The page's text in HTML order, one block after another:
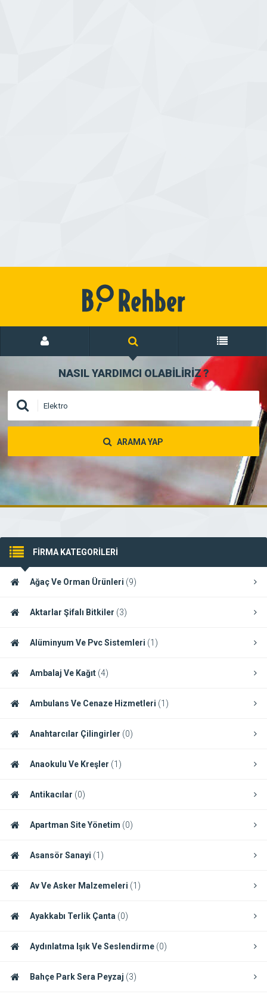
NASIL YARDIMCI OLABİLİRİZ?
ARAMA YAP
FİRMA KATEGORİLERİ
Ağaç Ve Orman Ürünleri (9)
Aktarlar Şifalı Bitkiler (3)
Alüminyum Ve Pvc Sistemleri (1)
Ambalaj Ve Kağıt (4)
Ambulans Ve Cenaze Hizmetleri (1)
Anahtarcılar Çilingirler (0)
Anaokulu Ve Kreşler (1)
Antikacılar (0)
Apartman Site Yönetim (0)
Asansör Sanayi (1)
Av Ve Asker Malzemeleri (1)
Ayakkabı Terlik Çanta (0)
Aydınlatma Işık Ve Seslendirme (0)
Bahçe Park Sera Peyzaj (3)